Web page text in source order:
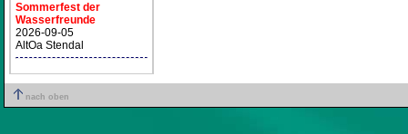
Sommerfest der
Wasserfreunde
2026-09-05
AltOa Stendal
nach oben